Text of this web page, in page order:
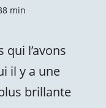
min
l’avons
il y a une
brillante